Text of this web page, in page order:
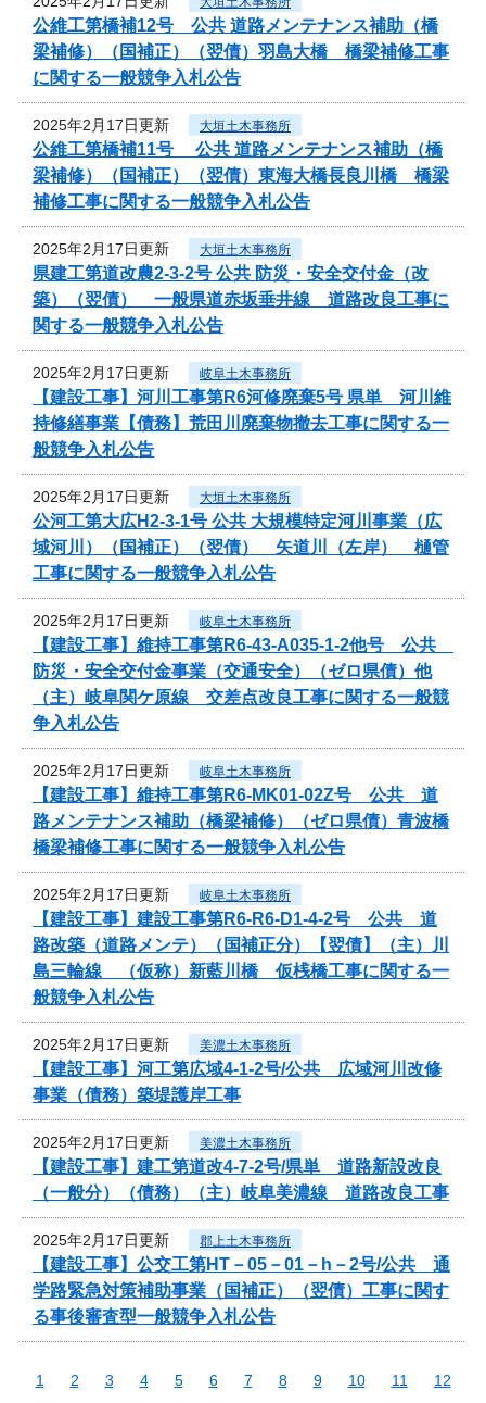
公維工第橋補12号 公共 道路メンテナンス補助（橋
梁補修）（国補正）（翌債）羽島大橋 橋梁補修工事
に関する一般競争入札公告
2025年2月17日更新 大垣土木事務所
公維工第橋補11号 公共 道路メンテナンス補助（橋
梁補修）（国補正）（翌債）東海大橋長良川橋 橋梁
補修工事に関する一般競争入札公告
2025年2月17日更新 大垣土木事務所
県建工第道改農2-3-2号 公共 防災・安全交付金（改
築）（翌債） 一般県道赤坂垂井線 道路改良工事に
関する一般競争入札公告
2025年2月17日更新 岐阜土木事務所
【建設工事】河川工事第R6河修廃棄5号 県単 河川維
持修繕事業【債務】荒田川廃棄物撤去工事に関する一
般競争入札公告
2025年2月17日更新 大垣土木事務所
公河工第大広H2-3-1号 公共 大規模特定河川事業（広
域河川）（国補正）（翌債） 矢道川（左岸） 樋管
工事に関する一般競争入札公告
2025年2月17日更新 岐阜土木事務所
【建設工事】維持工事第R6-43-A035-1-2他号 公共
防災・安全交付金事業（交通安全）（ゼロ県債）他
（主）岐阜関ケ原線 交差点改良工事に関する一般競
争入札公告
2025年2月17日更新 岐阜土木事務所
【建設工事】維持工事第R6-MK01-02Z号 公共 道
路メンテナンス補助（橋梁補修）（ゼロ県債）青波橋
橋梁補修工事に関する一般競争入札公告
2025年2月17日更新 岐阜土木事務所
【建設工事】建設工事第R6-R6-D1-4-2号 公共 道
路改築（道路メンテ）（国補正分）【翌債】（主）川
島三輪線 （仮称）新藍川橋 仮桟橋工事に関する一
般競争入札公告
2025年2月17日更新 美濃土木事務所
【建設工事】河工第広域4-1-2号/公共 広域河川改修
事業（債務）築堤護岸工事
2025年2月17日更新 美濃土木事務所
【建設工事】建工第道改4-7-2号/県単 道路新設改良
（一般分）（債務）（主）岐阜美濃線 道路改良工事
2025年2月17日更新 郡上土木事務所
【建設工事】公交工第HT－05－01－h－2号/公共 通
学路緊急対策補助事業（国補正）（翌債）工事に関す
る事後審査型一般競争入札公告
1 2 3 4 5 6 7 8 9 10 11
12